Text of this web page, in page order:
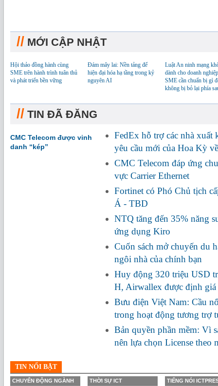
// MỚI CẬP NHẬT
Hội thảo đồng hành cùng
SME trên hành trình tuân thủ
và phát triển bền vững
Đám mây lai: Nền tảng để
hiện đại hóa hạ tầng trong kỷ
nguyên AI
Luật An ninh mạng
dành cho doanh
SME cần chuẩn bị gì
không bị bỏ lại phía
// TIN ĐÃ ĐĂNG
CMC Telecom được vinh
danh “kép”
FedEx hỗ trợ các nhà xuất
yêu cầu mới của Hoa Kỳ
CMC Telecom đáp ứng
vực Carrier Ethernet
Fortinet có Phó Chủ tịch
Á - TBD
NTQ tăng đến 35% năng
ứng dụng Kiro
Cuốn sách mở chuyến du
ngôi nhà của chính bạn
Huy động 320 triệu USD
H, Airwallex được định
Bưu điện Việt Nam: Cầu
trong hoạt động tương trợ
Bản quyền phần mềm: Vì
nên lựa chọn License theo
TIN NỔI BẬT
CHUYỂN ĐỘNG NGÀNH THỜI SỰ ICT TIẾNG NÓI